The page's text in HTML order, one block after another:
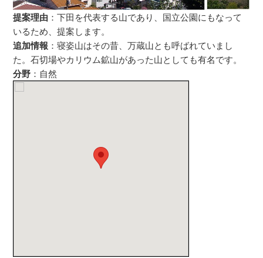
提案理由 ：下田を代表する山であり、国立公園にもなって
いるため、提案します。
追加情報 ：寝姿山はその昔、万蔵山とも呼ばれていまし
た。石切場やカリウム鉱山があった山としても有名です。
分野 ：自然